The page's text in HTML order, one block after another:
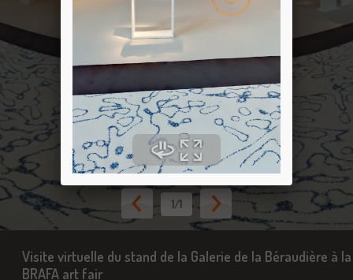
1/1
Visite virtuelle du stand de la Galerie de la Béraudière à la
BRAFA art fair